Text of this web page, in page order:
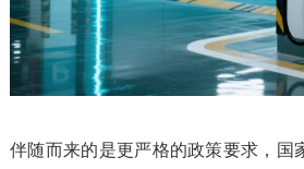
伴随而来的是更严格的政策要求，国